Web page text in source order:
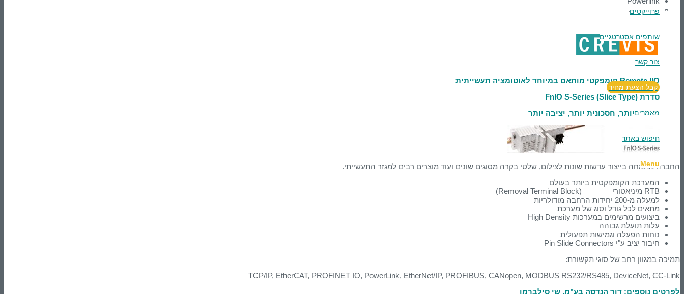
פרוייקטים
שותפים אסטרטגיים
צור קשר
קבל הצעת מחיר
מאמרים
חיפוש באתר
Menu
and ETC.
Remote I/Oקומפקטי מותאם במיוחד לאוטומציה תעשייתית
סדרת FnIO S-Series (Slice Type)
מהירה יותר, חסכונית יותר, יציבה יותר
החברה מתמחה בייצור עדשות שונות לצילום, שלטי בקרה מסוגים שונים ועוד מוצרים רבים למגזר התעשייתי.
המערכת הקומפקטית ביותר בעולם
RTB מיניאטורי (Removal Terminal Block)
למעלה מ-200 יחידות הרחבה מודולריות
מתאים לכל גודל וסוג של מערכת
ביצועים מרשימים במערכות High Density
עלות תועלת גבוהה
נוחות הפעלה וגמישות תפעולית
חיבור יציב ע"י Pin Slide Connectors
תמיכה במגוון רחב של סוגי תקשורת:
TCP/IP, EtherCAT, PROFINET IO, PowerLink, EtherNet/IP, PROFIBUS, CANopen, MODBUS RS232/RS485, DeviceNet, CC-Link
לפרטים נוספים: דור הנדסה בע"מ, שי סילברמן